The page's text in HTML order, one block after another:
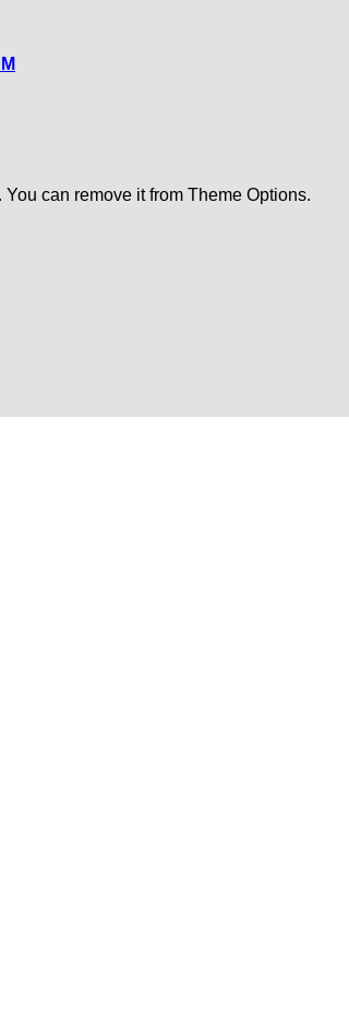
can remove it from Theme Options.